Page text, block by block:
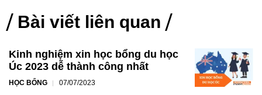
Bài viết liên quan
Kinh nghiệm xin học bổng du học
Úc 2023 dễ thành công nhất
HỌC BỔNG 07/07/2023